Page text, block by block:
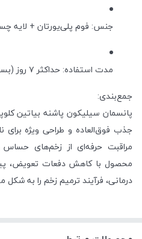
جنس: فوم پلی‌یورتان + لایه
مدت استفاده: حداکثر ۷ روز (بسته به وضعیت زخم)
جمع‌بندی:
پانسمان سیلیکون پاشنه بیاتین
جذب فوق‌العاده و طراحی ویژه برای
مراقبت حرفه‌ای از زخم‌های
محصول با کاهش دفعات تعویض،
درمانی، فرآیند ترمیم زخم را به